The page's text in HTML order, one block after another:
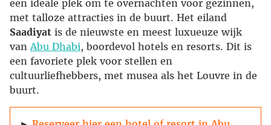
een ideale plek om te overnachten voor gezinnen,
met talloze attracties in de buurt. Het eiland
Saadiyat is de nieuwste en meest luxueuze wijk
vanAbu Dhabi, boordevol hotels en resorts. Dit is
een favoriete plek voor stellen en
cultuurliefhebbers, met musea als het Louvre in de
buurt.